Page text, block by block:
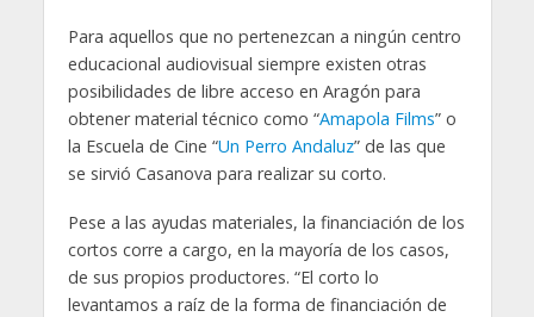
Para aquellos que no pertenezcan a ningún centro
educacional audiovisual siempre existen otras
posibilidades de libre acceso en Aragón para
obtener material técnico como “Amapola Films” o
la Escuela de Cine “Un Perro Andaluz” de las que
se sirvió Casanova para realizar su corto.
Pese a las ayudas materiales, la financiación de los
cortos corre a cargo, en la mayoría de los casos,
de sus propios productores. “El corto lo
levantamos a raíz de la forma de financiación de